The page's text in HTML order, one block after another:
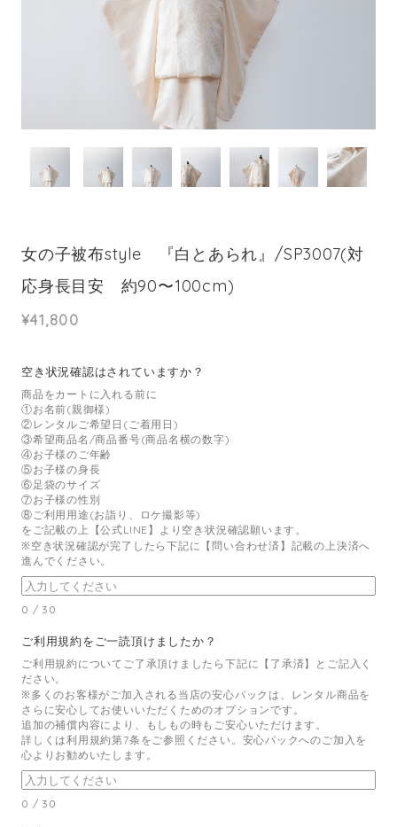
女の子被布style 『白とあられ』/SP3007(対
応身長目安 約90〜100cm)
¥41,800
空き状況確認はされていますか？
商品をカートに入れる前に
①お名前(親御様)
②レンタルご希望日(ご着用日)
③希望商品名/商品番号(商品名横の数字)
④お子様のご年齢
⑤お子様の身長
⑥足袋のサイズ
⑦お子様の性別
⑧ご利用用途(お詣り、ロケ撮影等)
をご記載の上【公式LINE】より空き状況確認願います。
※空き状況確認が完了したら下記に【問い合わせ済】記載の上決済へ
進んでください。
0 / 30
ご利用規約をご一読頂けましたか？
ご利用規約についてご了承頂けましたら下記に【了承済】とご記入く
ださい。
※多くのお客様がご加入される当店の安心パックは、レンタル商品を
さらに安心してお使いいただくためのオプションです。
追加の補償内容により、もしもの時もご安心いただけます。
詳しくは利用規約第7条をご参照ください。安心パックへのご加入を
心よりお勧めいたします。
0 / 30